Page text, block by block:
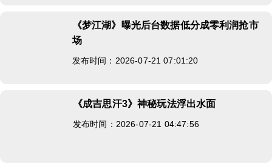
《梦江湖》曝光后台数据低分成零利润抢市
场
发布时间：2026-07-21 07:01:20
《成吉思汗3》神秘玩法浮出水面
发布时间：2026-07-21 04:47:56